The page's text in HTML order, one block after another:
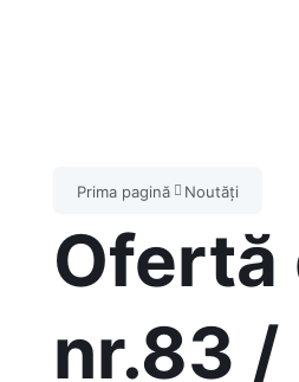
Prima pagină Noutăți
Ofertă
nr.83 /